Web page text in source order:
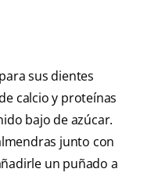
sus dientes
calcio y proteínas
bajo de azúcar.
junto con
un puñado a